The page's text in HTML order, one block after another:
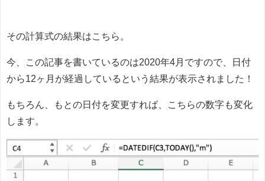
その計算式の結果はこちら。
今、この記事を書いているのは2020年4月ですので、日付
から12ヶ月が経過しているという結果が表示されました！
もちろん、もとの日付を変更すれば、こちらの数字も変化
します。